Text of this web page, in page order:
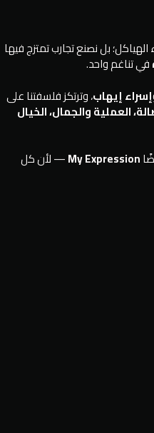
بل نصنع تجارب تمتزج فيها
في تناغم واحد.
إسراء إيهاب، وترتكز فلسفتنا على
العملية والجمال، الخيال
My Expression— لأن كل